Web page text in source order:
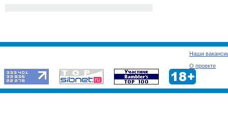
Наши
О проекте